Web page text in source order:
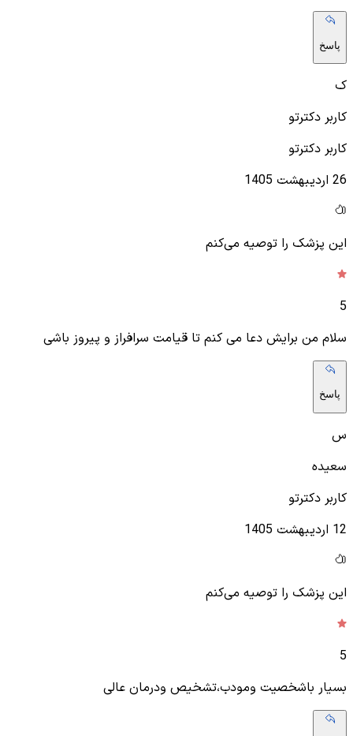
پاسخ
ک
کاربر دکترتو
کاربر دکترتو
26 اردیبهشت 1405
این پزشک را توصیه می‌کنم
5
سلام من برایش دعا می کنم تا قیامت سرافراز و پیروز باشی
پاسخ
س
سعیده
کاربر دکترتو
12 اردیبهشت 1405
این پزشک را توصیه می‌کنم
5
بسیار باشخصیت ومودب،تشخیص ودرمان عالی